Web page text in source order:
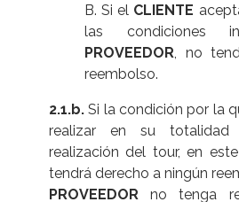
B. Si el CLIENTE
las condiciones
PROVEEDOR , no
reembolso.
2.1.b. Si la condición por la
realizar en su totalidad
realización del tour, en
tendrá derecho a ningún
PROVEEDOR no tenga